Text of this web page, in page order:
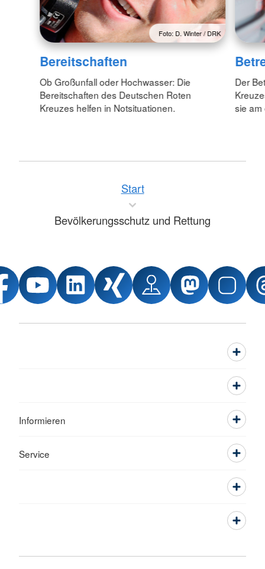
Foto: D. Winter / DRK
Bereitschaften
Ob Großunfall oder Hochwasser: Die
Bereitschaften des Deutschen Roten
Kreuzes helfen in Notsituationen.
Der
sie am
Start
Bevölkerungsschutz und Rettung
Informieren
Service